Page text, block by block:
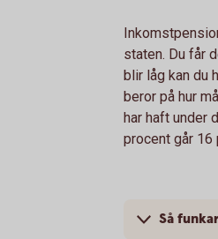
staten. Du får
blir låg kan du
beror på hur
har haft under
procent går
Så